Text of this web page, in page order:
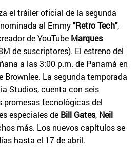
el tráiler oficial de la segunda
al Emmy"Retro Tech",
de YouTube Marques
de suscriptores). El estreno del
a las 3:00 p.m. de Panamá en
Brownlee. La segunda temporada
Studios, cuenta con seis
promesas tecnológicas del
especiales de Bill Gates, Neil
más. Los nuevos capítulos se
hasta el 17 de abril.